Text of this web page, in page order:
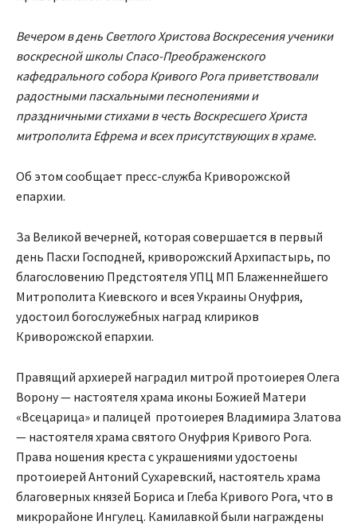
Вечером в день Светлого Христова Воскресения ученики
воскресной школы Спасо-Преображенского
кафедрального собора Кривого Рога приветствовали
радостными пасхальными песнопениями и
праздничными стихами в честь Воскресшего Христа
митрополита Ефрема и всех присутствующих в храме.
Об этом сообщает пресс-служба Криворожской
епархии.
За Великой вечерней, которая совершается в первый
день Пасхи Господней, криворожский Архипастырь, по
благословению Предстоятеля УПЦ МП Блаженнейшего
Митрополита Киевского и всея Украины Онуфрия,
удостоил богослужебных наград клириков
Криворожской епархии.
Правящий архиерей наградил митрой протоиерея Олега
Ворону — настоятеля храма иконы Божией Матери
«Всецарица» и палицей протоиерея Владимира Златова
— настоятеля храма святого Онуфрия Кривого Рога.
Права ношения креста с украшениями удостоены
протоиерей Антоний Сухаревский, настоятель храма
благоверных князей Бориса и Глеба Кривого Рога, что в
микрорайоне Ингулец. Камилавкой были награждены